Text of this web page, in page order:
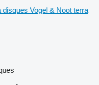
disques Vogel & Noot terra